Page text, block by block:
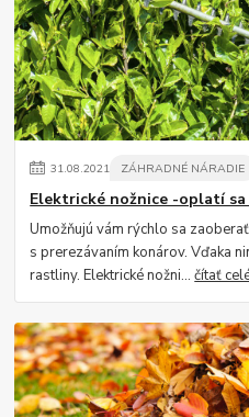
31.08.2021 ZÁHRADNÉ NÁRADIE
Elektrické nožnice -oplatí sa
Umožňujú vám rýchlo sa
s prerezávaním konárov. Vďaka
rastliny. Elektrické nožni...čítať